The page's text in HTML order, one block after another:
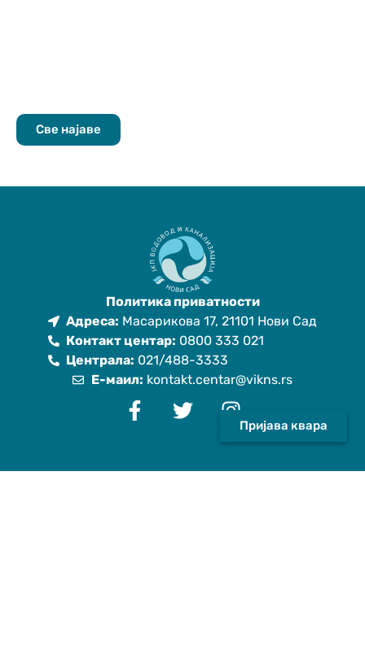
Све најаве
Пријава квара
Политика приватности
Адреса: Масарикова 17, 21101 Нови Сад
Контакт центар: 0800 333 021
Централа: 021/488-3333
Е-маил: kontakt.centar@vikns.rs